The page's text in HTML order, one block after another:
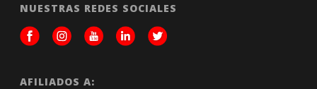
NUESTRAS REDES SOCIALES
AFILIADOS A: